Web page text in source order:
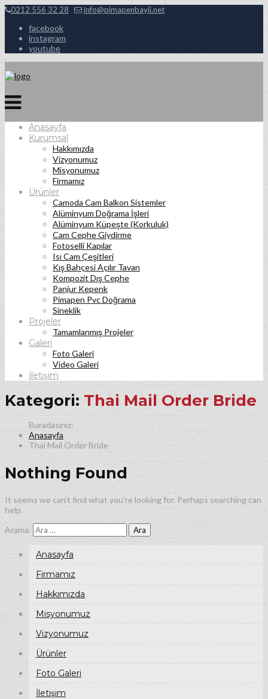
0212 556 32 28 info@pimapenbayii.net
facebook
instagram
youtube
Anasayfa
Kurumsal
Hakkımızda
Vizyonumuz
Misyonumuz
Firmamız
Ürünler
Camoda Cam Balkon Sistemler
Alüminyum Doğrama İşleri
Alüminyum Küpeşte (Korkuluk)
Cam Cephe Giydirme
Fotoselli Kapılar
Isı Cam Çeşitleri
Kış Bahçesi Açılır Tavan
Kompozit Dış Cephe
Panjur Kepenk
Pimapen Pvc Doğrama
Sineklik
Projeler
Tamamlanmış Projeler
Galeri
Foto Galeri
Video Galeri
İletişim
Kategori: Thai Mail Order Bride
Anasayfa
Thai Mail Order Bride
Nothing Found
It seems we can’t find what you’re looking for. Perhaps searching can
help.
Arama:
Anasayfa
Firmamız
Hakkımızda
Misyonumuz
Vizyonumuz
Ürünler
Foto Galeri
İletişim